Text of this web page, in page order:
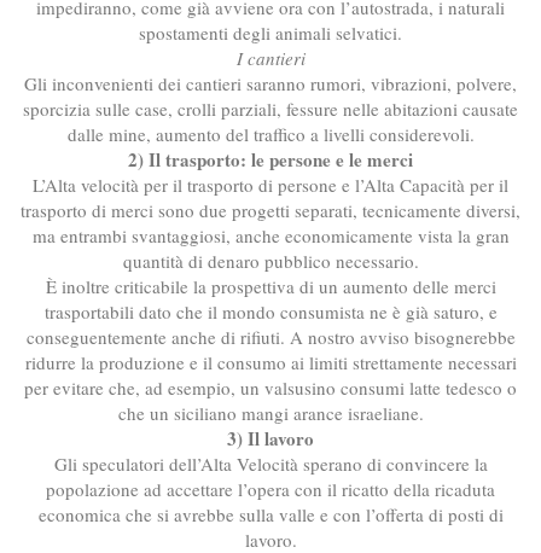
impediranno, come già avviene ora con l’autostrada, i naturali
spostamenti degli animali selvatici.
I cantieri
Gli inconvenienti dei cantieri saranno rumori, vibrazioni, polvere,
sporcizia sulle case, crolli parziali, fessure nelle abitazioni causate
dalle mine, aumento del traffico a livelli considerevoli.
2) Il trasporto: le persone e le merci
L’Alta velocità per il trasporto di persone e l’Alta Capacità per il
trasporto di merci sono due progetti separati, tecnicamente diversi,
ma entrambi svantaggiosi, anche economicamente vista la gran
quantità di denaro pubblico necessario.
È inoltre criticabile la prospettiva di un aumento delle merci
trasportabili dato che il mondo consumista ne è già saturo, e
conseguentemente anche di rifiuti. A nostro avviso bisognerebbe
ridurre la produzione e il consumo ai limiti strettamente necessari
per evitare che, ad esempio, un valsusino consumi latte tedesco o
che un siciliano mangi arance israeliane.
3) Il lavoro
Gli speculatori dell’Alta Velocità sperano di convincere la
popolazione ad accettare l’opera con il ricatto della ricaduta
economica che si avrebbe sulla valle e con l’offerta di posti di
lavoro.